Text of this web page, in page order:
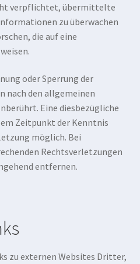
verpflichtet, übermittelte
zu überwachen
die auf eine
oder Sperrung der
nach den allgemeinen
Eine diesbezügliche
Zeitpunkt der Kenntnis
möglich. Bei
Rechtsverletzungen
entfernen.
zu externen Websites Dritter,